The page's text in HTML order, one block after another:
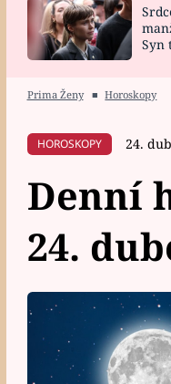
NA
Syn
Prima Ženy ■ Horoskopy
HOROSKOPY 24.
Denní
24.